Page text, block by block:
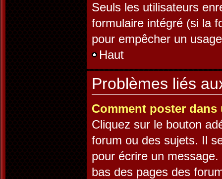
Seuls les utilisateurs
formulaire intégré (si la
pour empêcher un
Haut
Problèmes liés
Comment poster
Cliquez sur le bouton
forum ou des sujets. Il
pour écrire un
bas des pages des